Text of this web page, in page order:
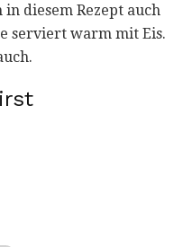
diesem Rezept auch
serviert warm mit Eis.